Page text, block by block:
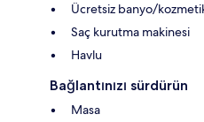
Ücretsiz banyo/
Saç kurutma makinesi
Havlu
Bağlantınızı sürdürün
Masa